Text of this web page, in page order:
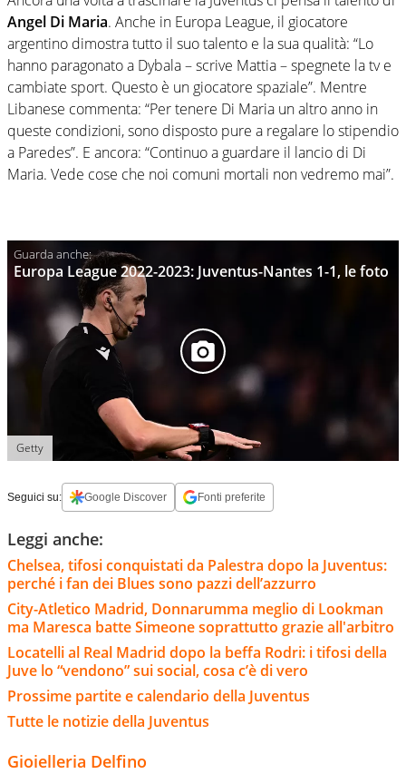
Angel Di Maria. Anche in Europa League, il giocatore
argentino dimostra tutto il suo talento e la sua qualità: “Lo
hanno paragonato a Dybala – scrive Mattia – spegnete la tv e
cambiate sport. Questo è un giocatore spaziale”. Mentre
Libanese commenta: “Per tenere Di Maria un altro anno in
queste condizioni, sono disposto pure a regalare lo stipendio
a Paredes”. E ancora: “Continuo a guardare il lancio di Di
Maria. Vede cose che noi comuni mortali non vedremo mai”.
Europa League 2022-2023: Juventus-Nantes 1-1, le foto
Getty
Seguici su: Google Discover Fonti preferite
Leggi anche:
Chelsea, tifosi conquistati da Palestra dopo la Juventus:
perché i fan dei Blues sono pazzi dell’azzurro
City-Atletico Madrid, Donnarumma meglio di Lookman
ma Maresca batte Simeone soprattutto grazie all'arbitro
Locatelli al Real Madrid dopo la beffa Rodri: i tifosi della
Juve lo “vendono” sui social, cosa c’è di vero
Prossime partite e calendario della Juventus
Tutte le notizie della Juventus
Gioielleria Delfino